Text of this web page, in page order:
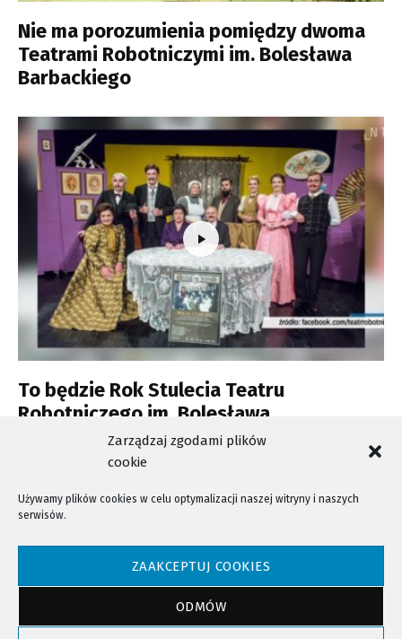
Zarządzaj zgodami plików
cookie
Używamy plików cookies w celu optymalizacji naszej witryny i naszych
serwisów.
ZAAKCEPTUJ COOKIES
ODMÓW
Nie ma porozumienia pomiędzy dwoma
Teatrami Robotniczymi im. Bolesława
Barbackiego
To będzie Rok Stulecia Teatru
Robotniczego im. Bolesława
Barbackiego
NTV - Nasza Telewizja Sądecka © 2023 Wszystkie prawa zastrzeżone!